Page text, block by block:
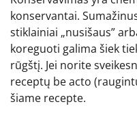
konservantai.
stiklainiai „nusišaus”
koreguoti galima šiek
rūgštį. Jei norite
receptų be acto
šiame recepte.